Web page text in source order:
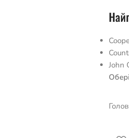
John